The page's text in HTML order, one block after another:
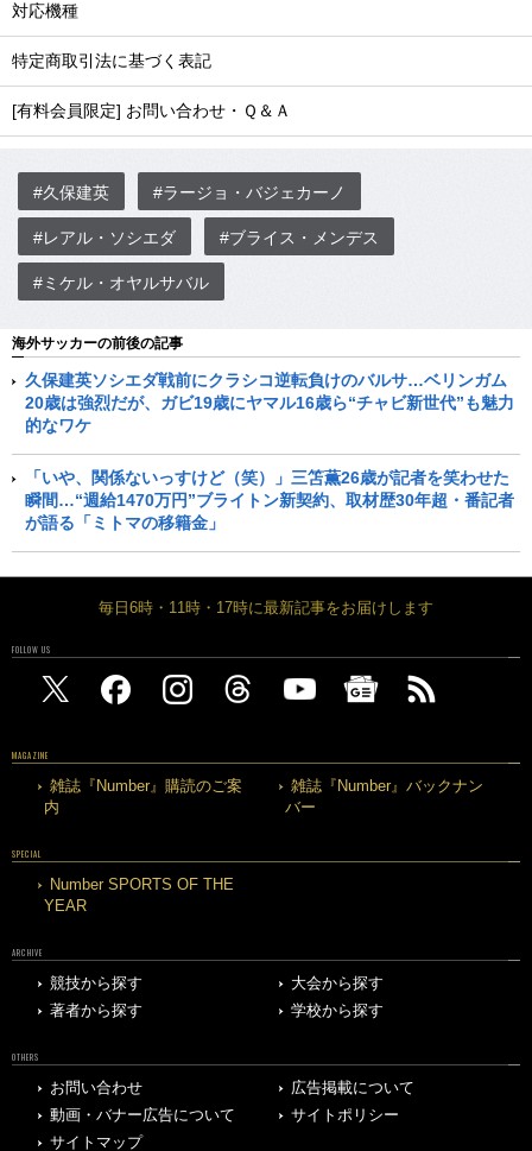
対応機種
特定商取引法に基づく表記
[有料会員限定] お問い合わせ・Ｑ＆Ａ
#久保建英 #ラージョ・バジェカーノ
#レアル・ソシエダ #ブライス・メンデス
#ミケル・オヤルサバル
海外サッカーの前後の記事
久保建英ソシエダ戦前にクラシコ逆転負けのバルサ…ベリンガム
20歳は強烈だが、ガビ19歳にヤマル16歳ら“チャビ新世代”も魅力
的なワケ
「いや、関係ないっすけど（笑）」三笘薫26歳が記者を笑わせた
瞬間…“週給1470万円”ブライトン新契約、取材歴30年超・番記者
が語る「ミトマの移籍金」
毎日6時・11時・17時に最新記事をお届けします
FOLLOW US
MAGAZINE
雑誌『Number』購読のご案
内
雑誌『Number』バックナン
バー
SPECIAL
Number SPORTS OF THE
YEAR
ARCHIVE
競技から探す
大会から探す
著者から探す
学校から探す
OTHERS
お問い合わせ
広告掲載について
動画・バナー広告について
サイトポリシー
サイトマップ